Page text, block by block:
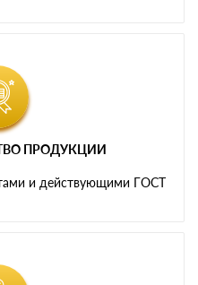
ПРОДУКЦИИ
и действующими ГОСТ